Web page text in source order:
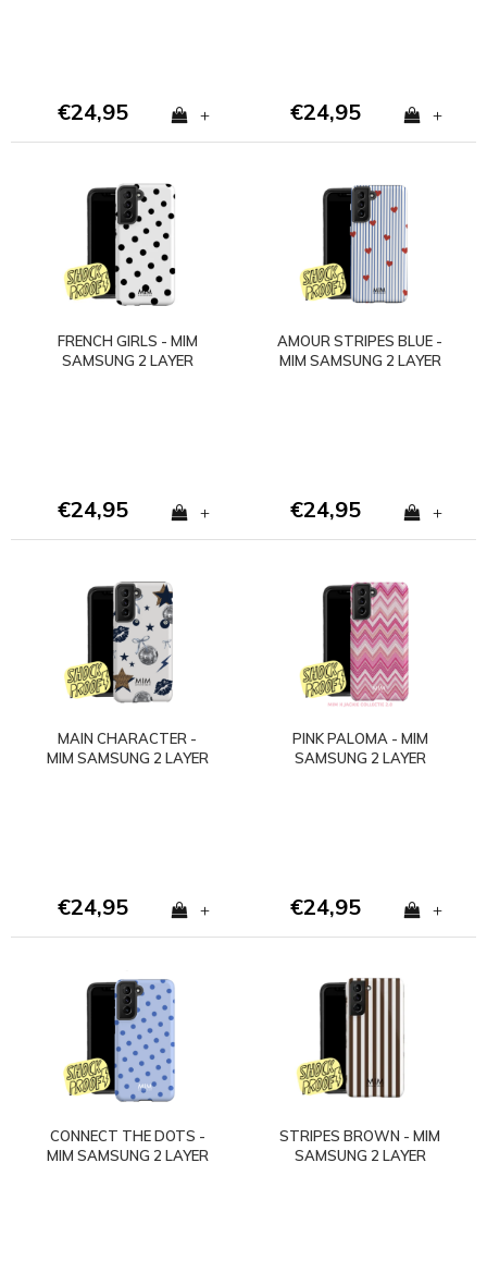
€24,95 + €24,95 +
FRENCH GIRLS - MIM
SAMSUNG 2 LAYER
€24,95 +
AMOUR STRIPES BLUE -
MIM SAMSUNG 2 LAYER
€24,95 +
MAIN CHARACTER -
MIM SAMSUNG 2 LAYER
€24,95 +
PINK PALOMA - MIM
SAMSUNG 2 LAYER
€24,95 +
CONNECT THE DOTS -
MIM SAMSUNG 2 LAYER
STRIPES BROWN - MIM
SAMSUNG 2 LAYER